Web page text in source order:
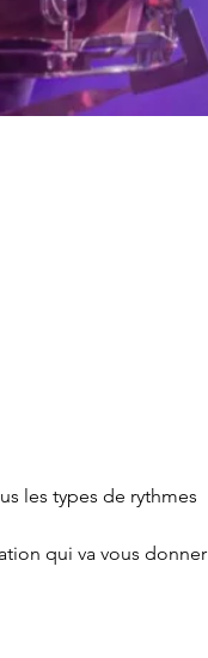
les types de rythmes
qui va vous donner